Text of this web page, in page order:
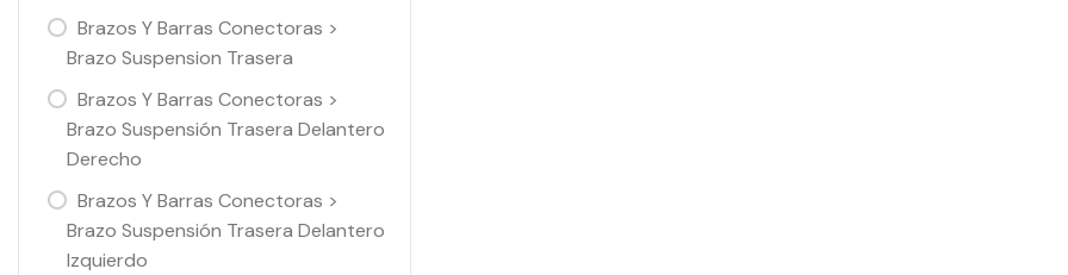
Brazos Y Barras Conectoras >
Brazo Suspension Trasera
Brazos Y Barras Conectoras >
Brazo Suspensión Trasera Delantero
Derecho
Brazos Y Barras Conectoras >
Brazo Suspensión Trasera Delantero
Izquierdo